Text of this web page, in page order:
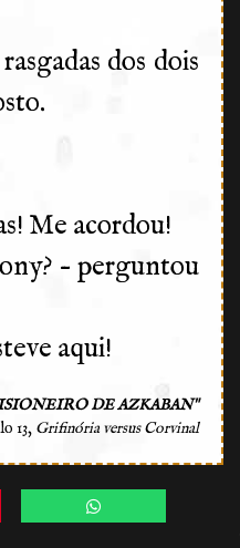
dos dois
Me acordou!
– perguntou
aqui!
DE AZKABAN"
13, Grifinória versus Corvinal